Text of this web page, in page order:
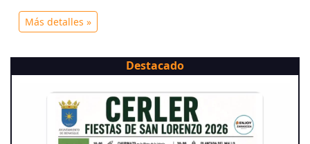
Más detalles »
Destacado